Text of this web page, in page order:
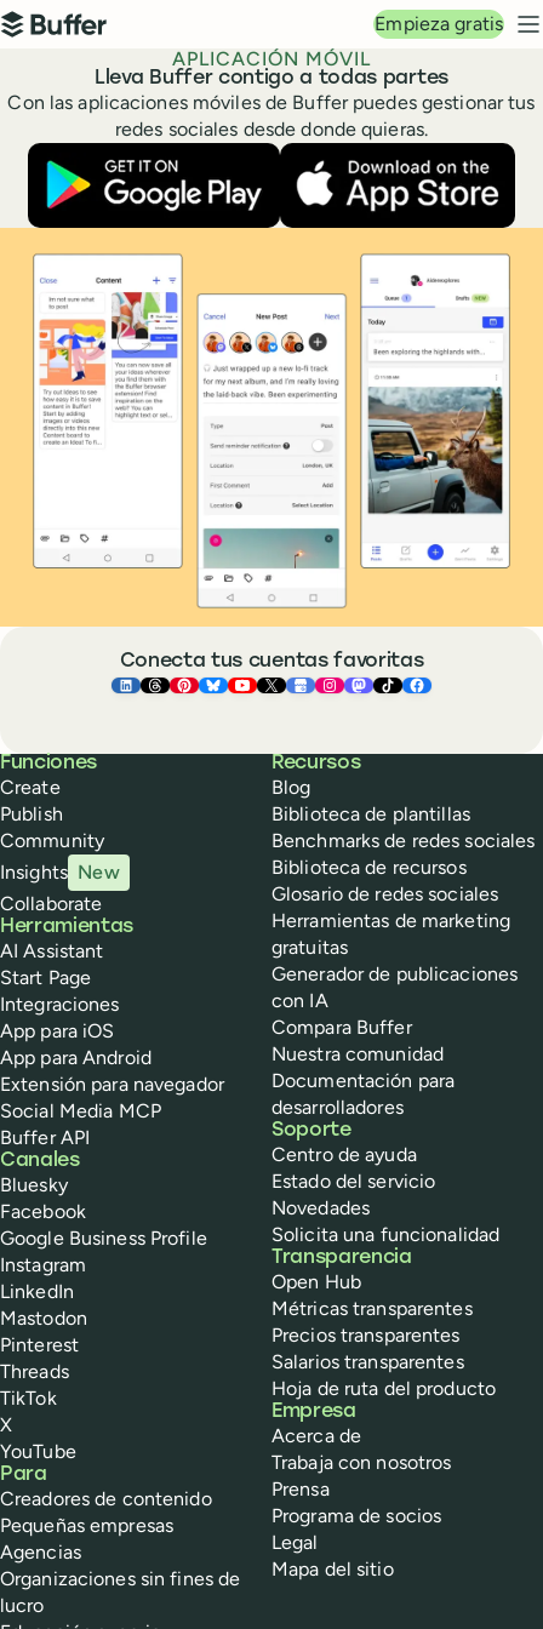
Navegación principal
Buffer
Empieza gratis
APLICACIÓN MÓVIL
Lleva Buffer contigo a todas partes
Con las aplicaciones móviles de Buffer puedes gestionar tus
redes sociales desde donde quieras.
Descarga la app de Buffer en Google Play
Descarga la
Conecta tus cuentas favoritas
Buffer ×LinkedIn
Buffer ×Threads
Buffer ×Pinterest
Buffer ×Bluesky
Buffer ×YouTube
Buffer ×X
Buffer ×Google Business
Buffer ×Instagram
Buffer ×
Buffer ×
Buffer ×
Buffer
Funciones
Create
Publish
Community
Insights New
Collaborate
Herramientas
AI Assistant
Start Page
Integraciones
App para iOS
App para Android
Extensión para navegador
Social Media MCP
Buffer API
Canales
Bluesky
Facebook
Google Business Profile
Instagram
LinkedIn
Mastodon
Pinterest
Threads
TikTok
X
YouTube
Para
Creadores de contenido
Pequeñas empresas
Agencias
Organizaciones sin fines de
lucro
Recursos
Blog
Biblioteca de plantillas
Benchmarks de redes sociales
Biblioteca de recursos
Glosario de redes sociales
Herramientas de marketing
gratuitas
Generador de publicaciones
con IA
Compara Buffer
Nuestra comunidad
Documentación para
desarrolladores
Soporte
Centro de ayuda
Estado del servicio
Novedades
Solicita una funcionalidad
Transparencia
Open Hub
Métricas transparentes
Precios transparentes
Salarios transparentes
Hoja de ruta del producto
Empresa
Acerca de
Trabaja con nosotros
Prensa
Programa de socios
Legal
Mapa del sitio